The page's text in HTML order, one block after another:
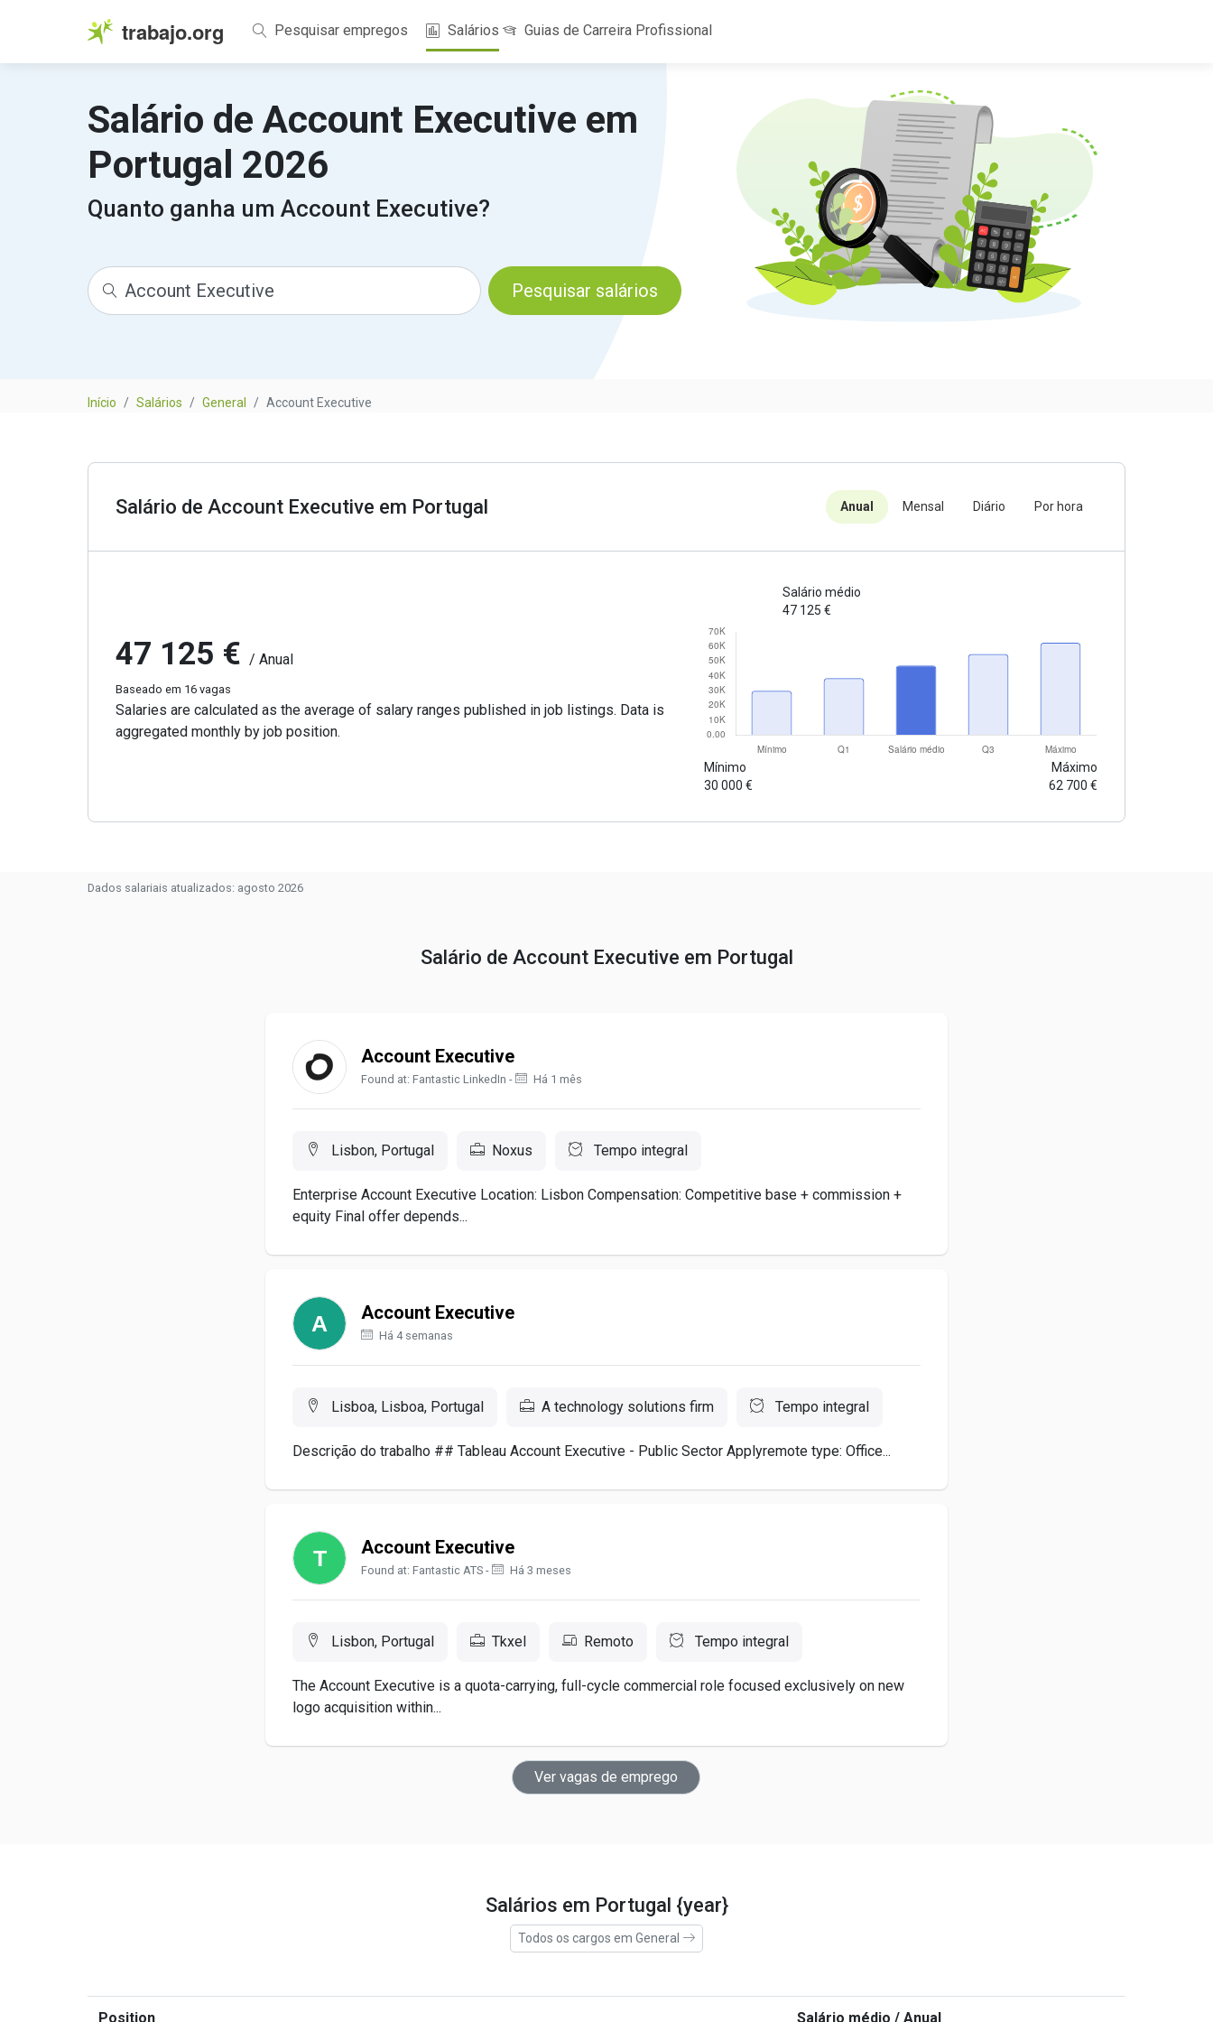
trabajo.org Pesquisar empregos Salários Guias de Carreira Profissional
Salário de Account Executive em
Portugal 2026
Quanto ganha um Account Executive?
Pesquisar salários
Início Salários General Account Executive
Salário de Account Executive em Portugal Anual Mensal Diário Por hora
47 125 € / Anual
Baseado em 16 vagas
Salaries are calculated as the average of salary ranges published in job listings. Data is
aggregated monthly by job position.
Mínimo
30 000 €
Salário médio
47 125 €
Máximo
62 700 €
Dados salariais atualizados: agosto 2026
Salário de Account Executive em Portugal
Account Executive
Found at: Fantastic LinkedIn - Há 1 mês
Lisbon, Portugal Noxus Tempo integral
Enterprise Account Executive Location: Lisbon Compensation: Competitive base + commission +
equity Final offer depends...
Account Executive
Há 4 semanas
Lisboa, Lisboa, Portugal A technology solutions firm Tempo integral
Descrição do trabalho ## Tableau Account Executive - Public Sector Applyremote type: Office...
Account Executive
Found at: Fantastic ATS - Há 3 meses
Lisbon, Portugal Tkxel Remoto Tempo integral
The Account Executive is a quota-carrying, full-cycle commercial role focused exclusively on new
logo acquisition within...
Ver vagas de emprego
Salários em Portugal {year}
Todos os cargos em General
Position Salário médio / Anual